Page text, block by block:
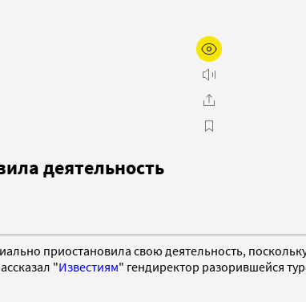
деятельность
приостановила свою деятельность,
"Известиям" гендиректор разорившейся